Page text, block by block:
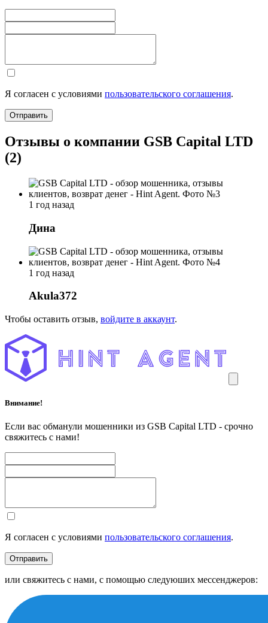
Я согласен с условиями пользовательского соглашения.
Отправить
Отзывы о компании GSB Capital LTD
(2)
1 год назад
Дина
1 год назад
Akula372
Чтобы оставить отзыв, войдите в аккаунт.
Внимание!
Если вас обманули мошенники из GSB Capital LTD - срочно
свяжитесь с нами!
Я согласен с условиями пользовательского соглашения.
Отправить
или свяжитесь с нами, с помощью следуюших мессенджеров: